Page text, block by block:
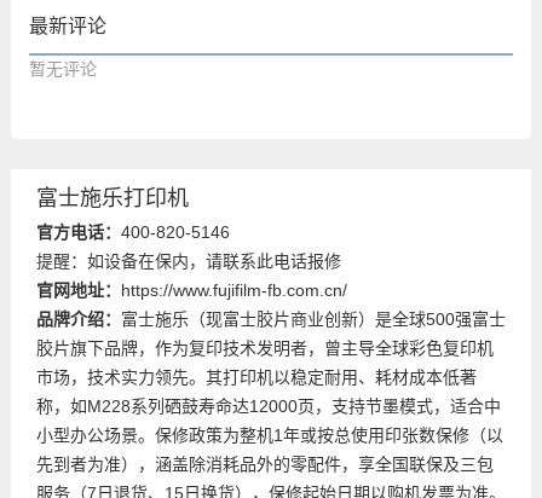
最新评论
暂无评论
富士施乐打印机
官方电话： 400-820-5146
提醒：如设备在保内，请联系此电话报修
官网地址： https://www.fujifilm-fb.com.cn/
品牌介绍： 富士施乐（现富士胶片商业创新）是全球500强富士
胶片旗下品牌，作为复印技术发明者，曾主导全球彩色复印机
市场，技术实力领先。其打印机以稳定耐用、耗材成本低著
称，如M228系列硒鼓寿命达12000页，支持节墨模式，适合中
小型办公场景。保修政策为整机1年或按总使用印张数保修（以
先到者为准），涵盖除消耗品外的零配件，享全国联保及三包
服务（7日退货、15日换货），保修起始日期以购机发票为准。